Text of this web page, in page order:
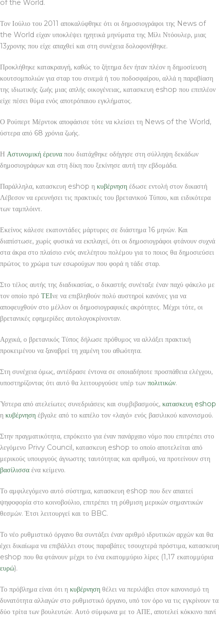
of the World.
Τον Ιούλιο του 2011 αποκαλύφθηκε ότι οι δημοσιογράφοι της News of
the World είχαν υποκλέψει ηχητικά μηνύματα της Μίλι Ντόουλερ, μιας
13χρονης που είχε απαχθεί και στη συνέχεια δολοφονήθηκε.
Προκλήθηκε κατακραυγή, καθώς το ζήτημα δεν ήταν πλέον η δημοσίευση
κουτσομπολιών για σταρ του σινεμά ή του ποδοσφαίρου, αλλά η παραβίαση
της ιδιωτικής ζωής μιας απλής οικογένειας, κατασκευη eshop που επιπλέον
είχε πέσει θύμα ενός αποτρόπαιου εγκλήματος.
Ο Ρούπερτ Μέρντοκ αποφάσισε τότε να κλείσει τη News of the World,
ύστερα από 68 χρόνια ζωής.
Η Αστυνομική έρευνα που διατάχθηκε οδήγησε στη σύλληψη δεκάδων
δημοσιογράφων και στη δίκη που ξεκίνησε αυτή την εβδομάδα.
Παράλληλα, κατασκευη eshop η κυβέρνηση έδωσε εντολή στον δικαστή
Λέβεσον να ερευνήσει τις πρακτικές του βρετανικού Τύπου, και ειδικότερα
των ταμπλόιντ.
Εκείνος κάλεσε εκατοντάδες μάρτυρες σε διάστημα 16 μηνών. Και
διαπίστωσε, χωρίς φυσικά να εκπλαγεί, ότι οι δημοσιογράφοι φτάνουν συχνά
στα άκρα στο πλαίσιο ενός ανελέητου πολέμου για το ποιος θα δημοσιεύσει
πρώτος το χρώμα των εσωρούχων που φορά η τάδε σταρ.
Στο τέλος αυτής της διαδικασίας, ο δικαστής συνέταξε έναν παχύ φάκελο με
τον οποίο πρό ΤΕΙνε να επιβληθούν πολύ αυστηροί κανόνες για να
αποφευχθούν στο μέλλον οι δημοσιογραφικές ακρότητες. Μέχρι τότε, οι
βρετανικές εφημερίδες αυτολογοκρίνονταν.
Αρχικά, ο βρετανικός Τύπος δήλωσε πρόθυμος να αλλάξει πρακτική
προκειμένου να ξαναβρεί τη χαμένη του αθωότητα.
Στη συνέχεια όμως, αντέδρασε έντονα σε οποιαδήποτε προσπάθεια ελέγχου,
υποστηρίζοντας ότι αυτό θα λειτουργούσε υπέρ των πολιτικών.
Ύστερα από ατελείωτες συνεδριάσεις και συμβιβασμούς, κατασκευη eshop
η κυβέρνηση έβγαλε από το καπέλο τον «λαγό» ενός βασιλικού κανονισμού.
Στην πραγματικότητα, επρόκειτο για έναν πανάρχαιο νόμο που επιτρέπει στο
λεγόμενο Privy Council, κατασκευη eshop το οποίο αποτελείται από
μερικούς υπουργούς άγνωστης ταυτότητας και αριθμού, να προτείνουν στη
βασίλισσα ένα κείμενο.
Το αμφιλεγόμενο αυτό σύστημα, κατασκευη eshop που δεν απαιτεί
ψηφοφορία στο κοινοβούλιο, επιτρέπει τη ρύθμιση μερικών σημαντικών
θεσμών. Έτσι λειτουργεί και το BBC.
Το νέο ρυθμιστικό όργανο θα συντάξει έναν αριθμό ιδρυτικών αρχών και θα
έχει δικαίωμα να επιβάλλει στους παραβάτες τσουχτερά πρόστιμα, κατασκευη
eshop που θα φτάνουν μέχρι το ένα εκατομμύριο λίρες (1,17 εκατομμύρια
ευρώ).
Το πρόβλημα είναι ότι η κυβέρνηση θέλει να περιλάβει στον κανονισμό τη
δυνατότητα αλλαγών στο ρυθμιστικό όργανο, υπό τον όρο να τις εγκρίνουν τα
δύο τρίτα των βουλευτών. Αυτό σύμφωνα με το ΑΠΕ, αποτελεί κόκκινο πανί